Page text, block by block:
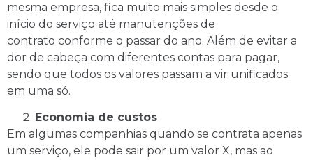
mesma empresa, fica muito mais simples desde o
início do serviço até manutenções de
contrato conforme o passar do ano. Além de evitar a
dor de cabeça com diferentes contas para pagar,
sendo que todos os valores passam a vir unificados
em uma só.
Economia de custos
Em algumas companhias quando se contrata apenas
um serviço, ele pode sair por um valor X, mas ao